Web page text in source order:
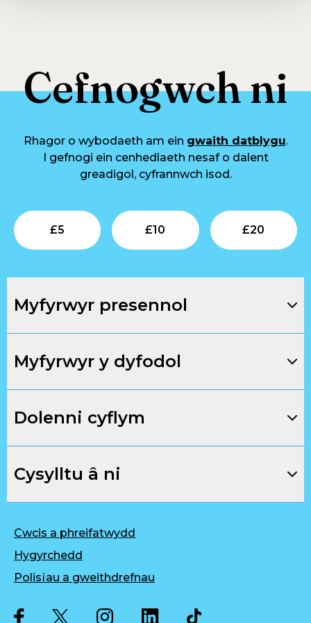
Cefnogwch ni
Rhagor o wybodaeth am ein gwaith datblygu.
I gefnogi ein cenhedlaeth nesaf o dalent
greadigol, cyfrannwch isod.
£5
Submit
£10
Submit
£20
Myfyrwyr presennol
Myfyrwyr y dyfodol
Dolenni cyflym
Cysylltu â ni
Cwcis a phreifatwydd
Hygyrchedd
Polisïau a gweithdrefnau